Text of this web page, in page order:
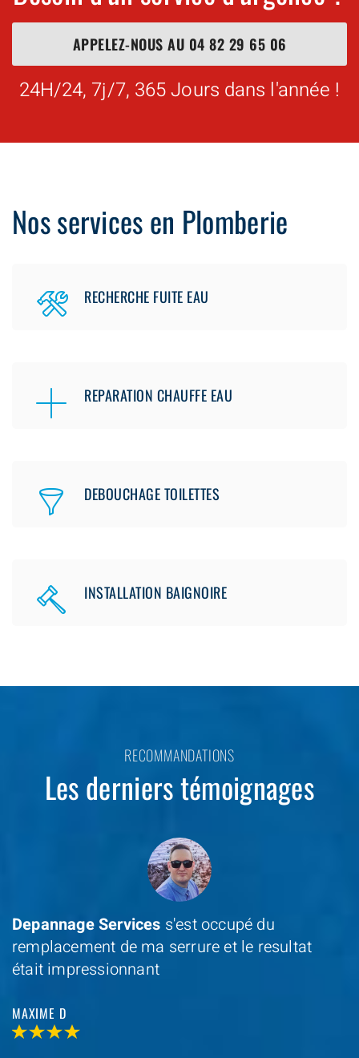
APPELEZ-NOUS AU 04 82 29 65 06
24H/24, 7j/7, 365 Jours dans l'année !
Nos services en Plomberie
RECHERCHE FUITE EAU
REPARATION CHAUFFE EAU
DEBOUCHAGE TOILETTES
INSTALLATION BAIGNOIRE
RECOMMANDATIONS
Les derniers témoignages
Depannage Services s'est occupé du
remplacement de ma serrure et le resultat
était impressionnant
MAXIME D